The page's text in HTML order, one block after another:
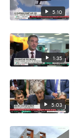
5:10
1:35
5:03